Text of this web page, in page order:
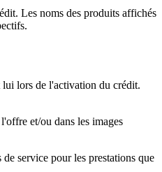
Les noms des produits affichés
lui lors de l'activation du crédit.
et/ou dans les images
service pour les prestations que